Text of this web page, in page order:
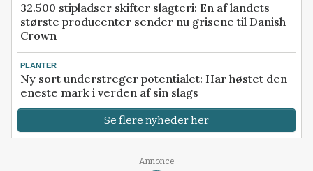
32.500 stipladser skifter slagteri: En af landets
største producenter sender nu grisene til Danish
Crown
PLANTER
Ny sort understreger potentialet: Har høstet den
eneste mark i verden af sin slags
Se flere nyheder her
Annonce